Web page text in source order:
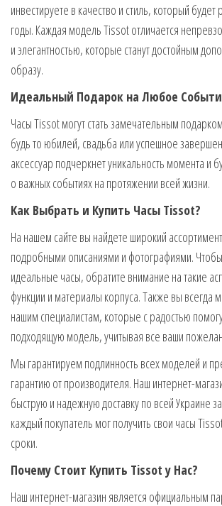
инвестируете в качество и стиль, который будет
годы. Каждая модель Tissot отличается
и элегантностью, которые станут достойным
образу.
Идеальный Подарок на Любое
Часы Tissot могут стать замечательным
будь то юбилей, свадьба или успешное
аксессуар подчеркнет уникальность момента и
о важных событиях на протяжении всей жизни.
Как Выбрать и Купить Часы Tissot?
На нашем сайте вы найдете широкий
подробными описаниями и фотографиями.
идеальные часы, обратите внимание на такие
функции и материалы корпуса. Также вы всегда
нашим специалистам, которые с радостью
подходящую модель, учитывая все ваши
Мы гарантируем подлинность всех моделей и
гарантию от производителя. Наш интернет-
быструю и надежную доставку по всей Украине
каждый покупатель мог получить свои часы
сроки.
Почему Стоит Купить Tissot у Нас?
Наш интернет-магазин является официальным